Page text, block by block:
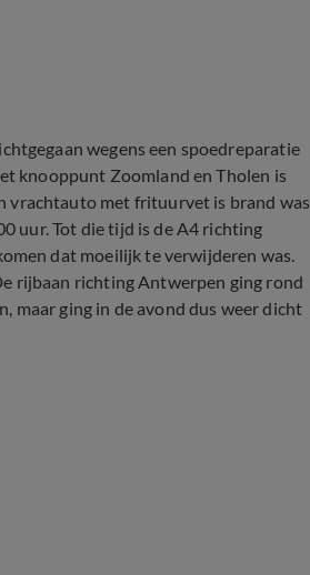
wegens een spoedreparatie
knooppunt Zoomland en Tholen is
vrachtauto met frituurvet is brand was
uur. Tot die tijd is de A4 richting
dat moeilijk te verwijderen was.
rijbaan richting Antwerpen ging rond
maar ging in de avond dus weer dicht